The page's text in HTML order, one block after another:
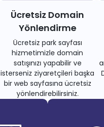
Ücretsiz Domain
Yönlendirme
Ücretsiz park sayfası
hizmetimizle domain
satışınızı yapabilir ve
isterseniz ziyaretçileri başka
bir web sayfasına ücretsiz
yönlendirebilirsiniz.